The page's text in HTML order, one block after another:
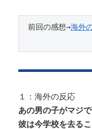
前回の感想→海外
１：海外の反応
あの男の子がマジで
彼は今学校を去る